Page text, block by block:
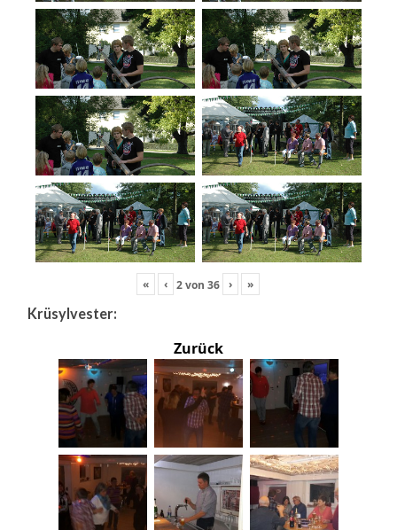
« ‹ 2von36 › »
Krüsylvester:
Zurück